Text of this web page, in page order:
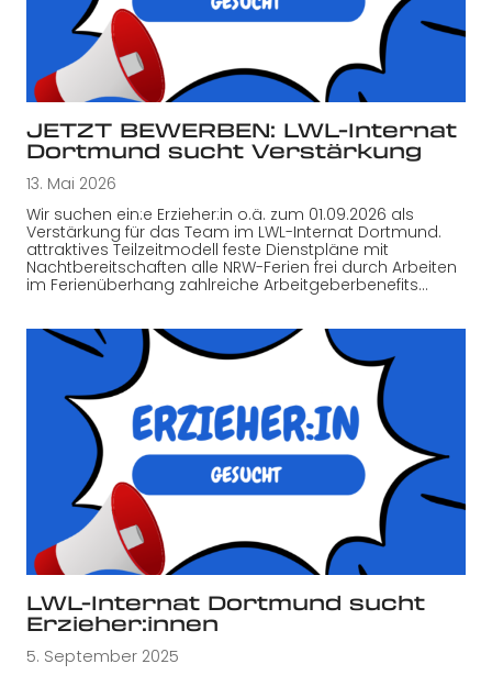
JETZT BEWERBEN: LWL-Internat
Dortmund sucht Verstärkung
13. Mai 2026
Wir suchen ein:e Erzieher:in o.ä. zum 01.09.2026 als
Verstärkung für das Team im LWL-Internat Dortmund.
attraktives Teilzeitmodell feste Dienstpläne mit
Nachtbereitschaften alle NRW-Ferien frei durch Arbeiten
im Ferienüberhang zahlreiche Arbeitgeberbenefits…
LWL-Internat Dortmund sucht
Erzieher:innen
5. September 2025